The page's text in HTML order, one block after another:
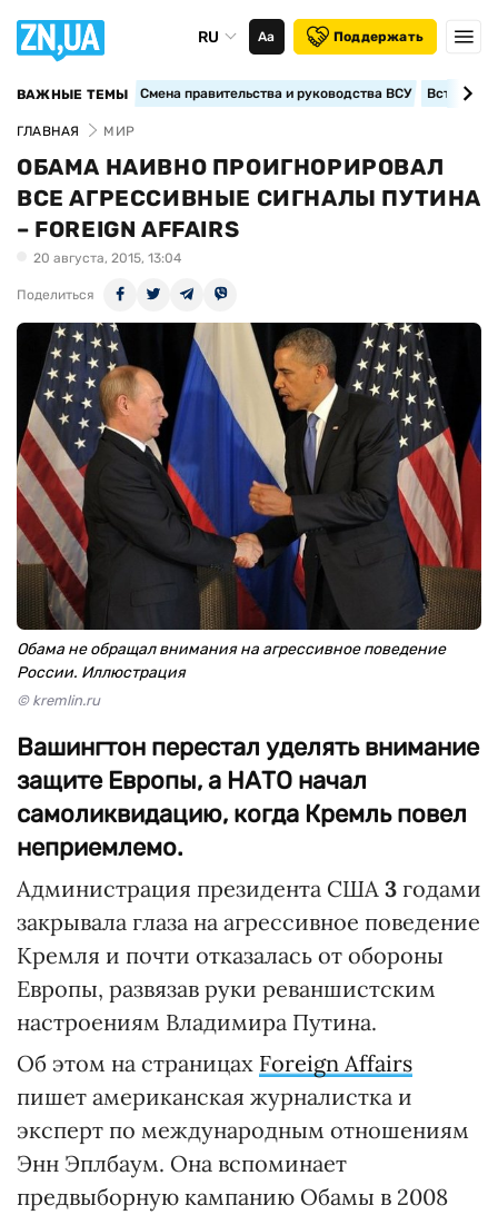
RU Аа Поддержать
ВАЖНЫЕ ТЕМЫ Смена правительства и руководства ВСУ
ГЛАВНАЯ МИР
ОБАМА НАИВНО ПРОИГНОРИРОВАЛ
ВСЕ АГРЕССИВНЫЕ СИГНАЛЫ ПУТИНА
– FOREIGN AFFAIRS
20 августа, 2015, 13:04
Поделиться
Обама не обращал внимания на агрессивное поведение
России. Иллюстрация
© kremlin.ru
Вашингтон перестал уделять внимание
защите Европы, а НАТО начал
самоликвидацию, когда Кремль повел
неприемлемо.
Администрация президента США 3 годами
закрывала глаза на агрессивное поведение
Кремля и почти отказалась от обороны
Европы, развязав руки реваншистским
настроениям Владимира Путина.
Об этом на страницах Foreign Affairs
пишет американская журналистка и
эксперт по международным отношениям
Энн Эплбаум. Она вспоминает
предвыборную кампанию Обамы в 2008